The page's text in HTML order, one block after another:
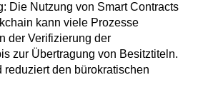
Die Nutzung von Smart Contracts
kann viele Prozesse
der Verifizierung der
zur Übertragung von Besitztiteln.
reduziert den bürokratischen